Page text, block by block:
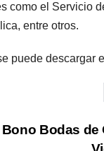
como el Servicio
entre otros.
puede descargar
Bono Bodas de